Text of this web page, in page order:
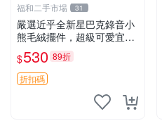
福和二手市場 31
嚴選近乎全新星巴克錄音小
熊毛絨擺件，超級可愛宜贈
送掛飾 錄音小熊 毛絨擺件
贈品
$530 89折
折扣碼